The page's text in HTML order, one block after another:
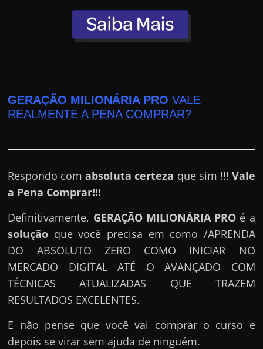
M
a
c
m
o
?
🤔
GERAÇÃO MILIONÁRIA PRO VALE
REALMENTE A PENA COMPRAR?
Respondo comabsoluta certeza que sim !!! Vale
a Pena Comprar!!!
Definitivamente, GERAÇÃO MILIONÁRIA PRO é a
solução que você precisa em como /APRENDA
DO ABSOLUTO ZERO COMO INICIAR NO
MERCADO DIGITAL ATÉ O AVANÇADO COM
TÉCNICAS ATUALIZADAS QUE TRAZEM
RESULTADOS EXCELENTES.
E não pense que você vai comprar o curso e
depois se virar sem ajuda de ninguém.